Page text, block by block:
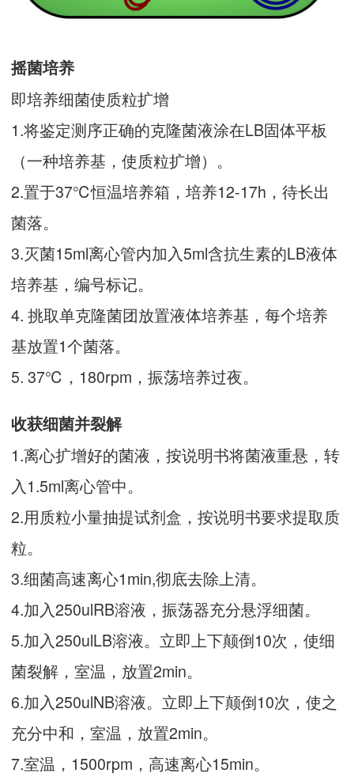
摇菌培养
即培养细菌使质粒扩增
1.将鉴定测序正确的克隆菌液涂在LB固体平板
（一种培养基，使质粒扩增）。
2.置于37℃恒温培养箱，培养12-17h，待长出
菌落。
3.灭菌15ml离心管内加入5ml含抗生素的LB液体
培养基，编号标记。
4. 挑取单克隆菌团放置液体培养基，每个培养
基放置1个菌落。
5. 37℃，180rpm，振荡培养过夜。
收获细菌并裂解
1.离心扩增好的菌液，按说明书将菌液重悬，转
入1.5ml离心管中。
2.用质粒小量抽提试剂盒，按说明书要求提取质
粒。
3.细菌高速离心1min,彻底去除上清。
4.加入250ulRB溶液，振荡器充分悬浮细菌。
5.加入250ulLB溶液。立即上下颠倒10次，使细
菌裂解，室温，放置2min。
6.加入250ulNB溶液。立即上下颠倒10次，使之
充分中和，室温，放置2min。
7.室温，1500rpm，高速离心15min。